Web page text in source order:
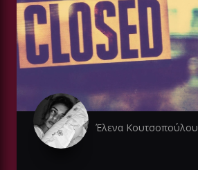
Έλενα Κουτσοπούλου